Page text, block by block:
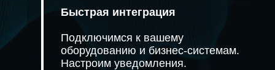
Быстрая интеграция
Подключимся к вашему
оборудованию и бизнес-системам.
Настроим уведомления.